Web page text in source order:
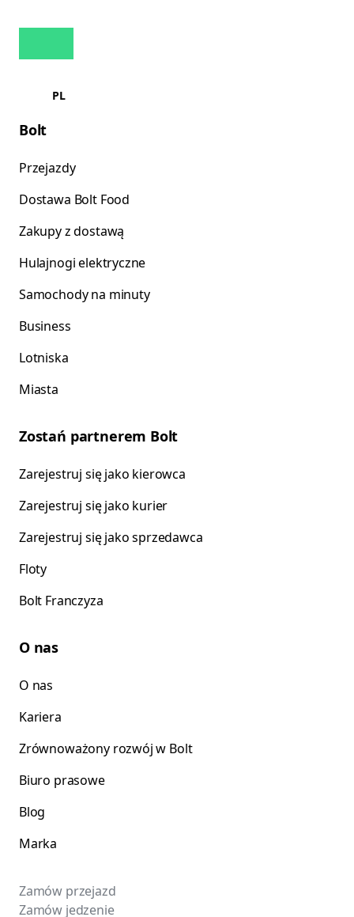
PL
Bolt
Przejazdy
Dostawa Bolt Food
Zakupy z dostawą
Hulajnogi elektryczne
Samochody na minuty
Business
Lotniska
Miasta
Zostań partnerem Bolt
Zarejestruj się jako kierowca
Zarejestruj się jako kurier
Zarejestruj się jako sprzedawca
Floty
Bolt Franczyza
O nas
O nas
Kariera
Zrównoważony rozwój w Bolt
Biuro prasowe
Blog
Marka
Zamów przejazd
Zamów jedzenie